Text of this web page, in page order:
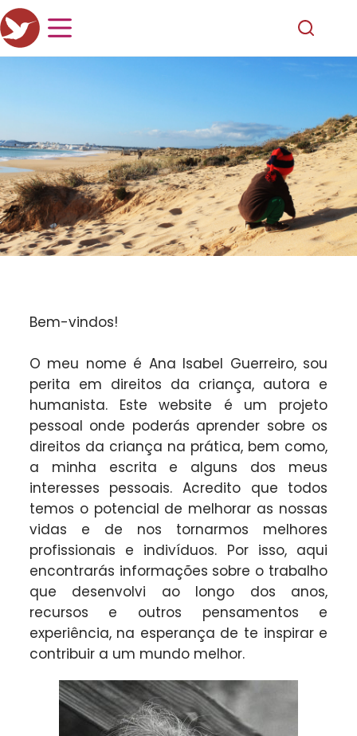
Bem-vindos!
O meu nome é Ana Isabel Guerreiro, sou
perita em direitos da criança, autora e
humanista. Este website é um projeto
pessoal onde poderás aprender sobre os
direitos da criança na prática, bem como,
a minha escrita e alguns dos meus
interesses pessoais. Acredito que todos
temos o potencial de melhorar as nossas
vidas e de nos tornarmos melhores
profissionais e indivíduos. Por isso, aqui
encontrarás informações sobre o trabalho
que desenvolvi ao longo dos anos,
recursos e outros pensamentos e
experiência, na esperança de te inspirar e
contribuir a um mundo melhor.